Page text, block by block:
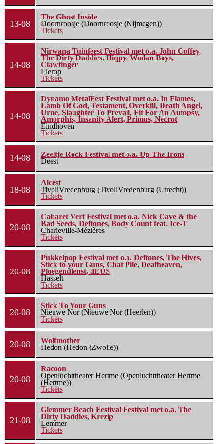
13-08
The Ghost Inside
Doornroosje (Doornroosje (Nijmegen))
Tickets
14-08
Nirwana Tuinfeest Festival met o.a. John Coffey,
The Dirty Daddies, Hiqpy, Wodan Boys,
Clawfinger
Lierop
Tickets
14-08
Dynamo MetalFest Festival met o.a. In Flames,
Lamb Of God, Testament, Overkill, Death Angel,
Urne, Slaughter To Prevail, Fit For An Autopsy,
Amorphis, Insanity Alert, Primus, Necrot
Eindhoven
Tickets
14-08
Zeeltje Rock Festival met o.a. Up The Irons
Deest
18-08
Alcest
TivoliVredenburg (TivoliVredenburg (Utrecht))
Tickets
20-08
Cabaret Vert Festival met o.a. Nick Cave & the
Bad Seeds, Deftones, Body Count feat. Ice-T
Charleville-Mézières
Tickets
20-08
Pukkelpop Festival met o.a. Deftones, The Hives,
Stick to your Guns, Chat Pile, Deafheaven,
Ploegendienst, dEUS
Hasselt
Tickets
20-08
Stick To Your Guns
Nieuwe Nor (Nieuwe Nor (Heerlen))
Tickets
20-08
Wolfmother
Hedon (Hedon (Zwolle))
20-08
Racoon
Openluchttheater Hertme (Openluchttheater Hertme
(Hertme))
Tickets
21-08
Glemmer Beach Festival Festival met o.a. The
Dirty Daddies, Krezip
Lemmer
Tickets